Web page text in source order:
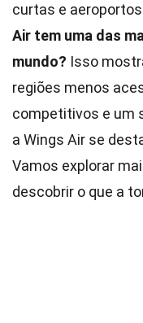
curtas e
Air tem uma das
mundo? Isso
regiões menos
competitivos e um
a Wings Air se
Vamos explorar
descobrir o que a